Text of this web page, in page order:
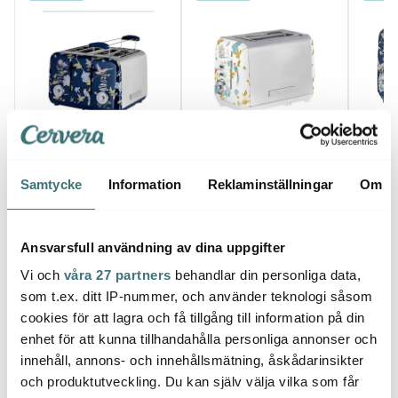
Samtycke Information Reklaminställningar Om
Ansvarsfull användning av dina uppgifter
Vi och våra 27 partners behandlar din personliga data,
som t.ex. ditt IP-nummer, och använder teknologi såsom
cookies för att lagra och få tillgång till information på din
enhet för att kunna tillhandahålla personliga annonser och
innehåll, annons- och innehållsmätning, åskådarinsikter
och produktutveckling. Du kan själv välja vilka som får
Elveden Brödrost 4-
skivor Blå
1857 kr
Elveden Brödrost 2-
Låt dig inspireras av våra kunder